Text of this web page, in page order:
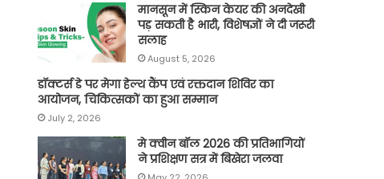
मानसून में स्किन केयर की अनदेखी
पड़ सकती है भारी, विशेषज्ञों ने दी जरूरी
सलाह
August 5, 2026
डॉक्टर्स डे पर मेगा हेल्थ कैंप एवं रक्तदान शिविर का
आयोजन, चिकित्सकों का हुआ सम्मान
July 2, 2026
मे क्वीन बॉल 2026 की प्रतिभागियों
ने प्रशिक्षण सत्र में बिखेरा जलवा